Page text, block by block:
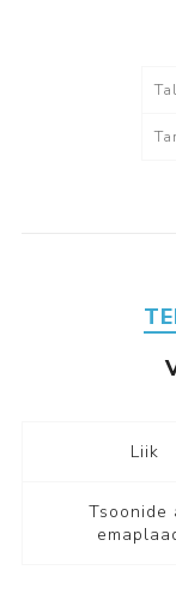
Liik
Tsoonide